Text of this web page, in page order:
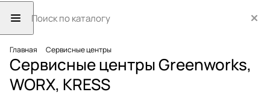
Главная Сервисные центры
Сервисные центры Greenworks,
WORX, KRESS